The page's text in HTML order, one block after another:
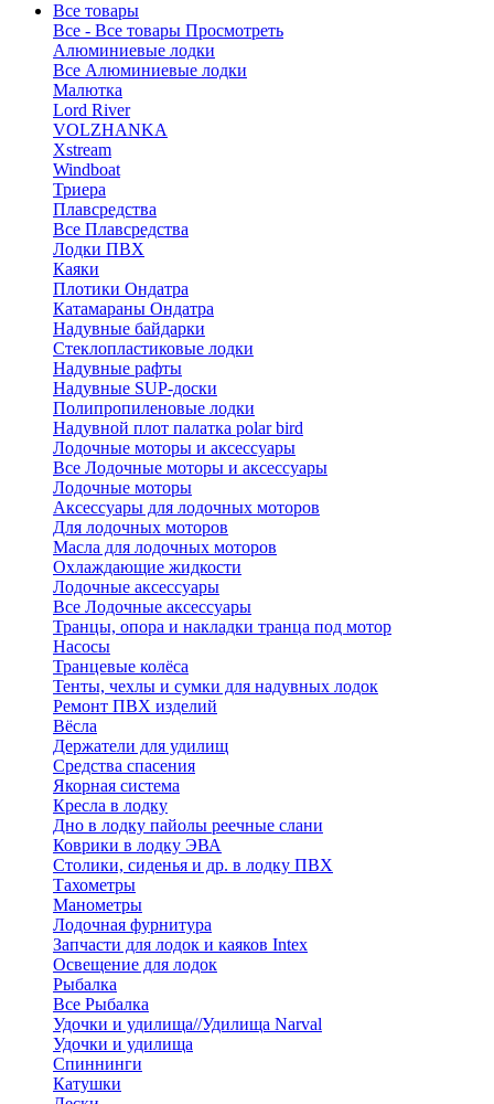
Все товары
Все - Все товары Просмотреть
Алюминиевые лодки
Все Алюминиевые лодки
Малютка
Lord River
VOLZHANKA
Xstream
Windboat
Триера
Плавсредства
Все Плавсредства
Лодки ПВХ
Каяки
Плотики Ондатра
Катамараны Ондатра
Надувные байдарки
Стеклопластиковые лодки
Надувные рафты
Надувные SUP-доски
Полипропиленовые лодки
Надувной плот палатка polar bird
Лодочные моторы и аксессуары
Все Лодочные моторы и аксессуары
Лодочные моторы
Аксессуары для лодочных моторов
Для лодочных моторов
Масла для лодочных моторов
Охлаждающие жидкости
Лодочные аксессуары
Все Лодочные аксессуары
Транцы, опора и накладки транца под мотор
Насосы
Транцевые колёса
Тенты, чехлы и сумки для надувных лодок
Ремонт ПВХ изделий
Вёсла
Держатели для удилищ
Средства спасения
Якорная система
Кресла в лодку
Дно в лодку пайолы реечные слани
Коврики в лодку ЭВА
Столики, сиденья и др. в лодку ПВХ
Тахометры
Манометры
Лодочная фурнитура
Запчасти для лодок и каяков Intex
Освещение для лодок
Рыбалка
Все Рыбалка
Удочки и удилища//Удилища Narval
Удочки и удилища
Спиннинги
Катушки